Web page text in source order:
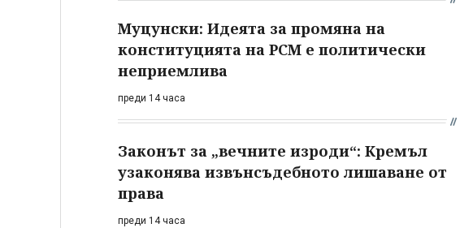
Муцунски: Идеята за промяна на
конституцията на РСМ е политически
неприемлива
преди 14 часа
Законът за „вечните изроди“: Кремъл
узаконява извънсъдебното лишаване от
права
преди 14 часа